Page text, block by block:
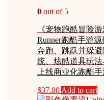
0 out of 5
《宠物跑酷冒险
Runner跑酷手游
奔跑、跳跃并躲
统、炫酷道具玩
上线商业化跑酷手
$37.00 Add to cart